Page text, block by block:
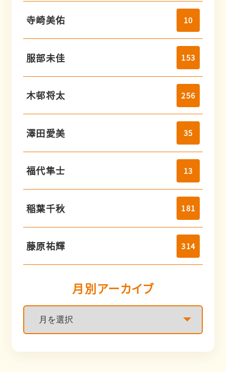
寺崎美佑 10
服部未佳 153
木邨将太 256
澤田愛美 35
福代隼士 13
稲葉千秋 181
藤原祐輝 314
月別アーカイブ